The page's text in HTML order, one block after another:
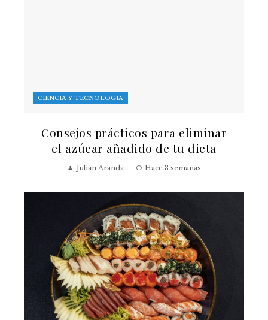
CIENCIA Y TECNOLOGÍA
Consejos prácticos para eliminar
el azúcar añadido de tu dieta
Julián Aranda Hace 3 semanas